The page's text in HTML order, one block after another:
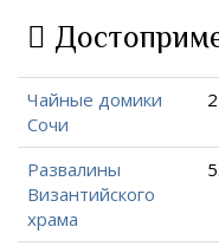
Чайные домики
Сочи
Развалины
Византийского
храма